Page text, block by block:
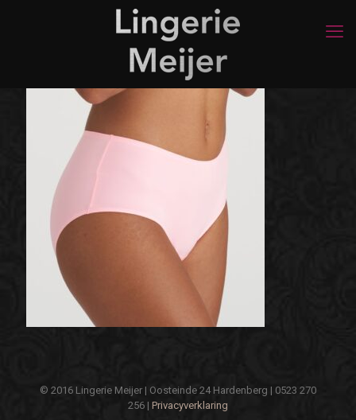
© 2016 Lingerie Meijer | Oosteinde 24 Hardenberg | 0523 270
256 | Privacyverklaring